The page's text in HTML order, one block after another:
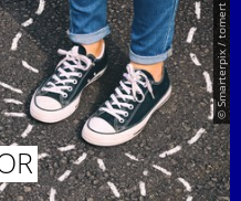
© Smarterpix / tomert